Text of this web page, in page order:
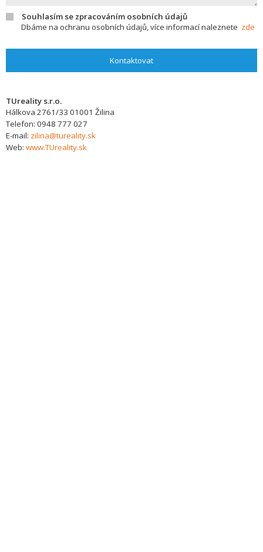
Souhlasím se zpracováním osobních údajů
Dbáme na ochranu osobních údajů, více informací naleznete zde
Kontaktovat
TUreality s.r.o.
Hálkova 2761/33 01001 Žilina
Telefon: 0948 777 027
E-mail: zilina@tureality.sk
Web: www.TUreality.sk